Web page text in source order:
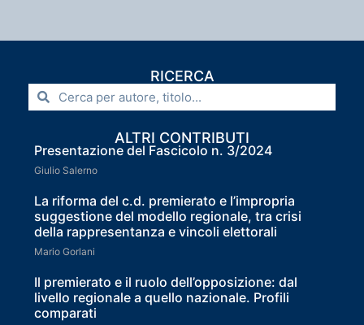
RICERCA
ALTRI CONTRIBUTI
Presentazione del Fascicolo n. 3/2024
Giulio Salerno
La riforma del c.d. premierato e l’impropria
suggestione del modello regionale, tra crisi
della rappresentanza e vincoli elettorali
Mario Gorlani
Il premierato e il ruolo dell’opposizione: dal
livello regionale a quello nazionale. Profili
comparati